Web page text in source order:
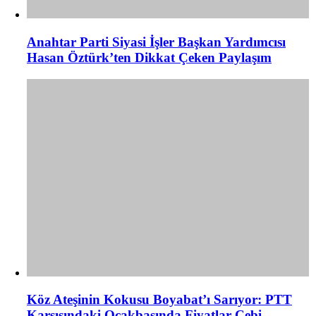
Anahtar Parti Siyasi İşler Başkan Yardımcısı
Hasan Öztürk’ten Dikkat Çeken Paylaşım
Köz Ateşinin Kokusu Boyabat’ı Sarıyor: PTT